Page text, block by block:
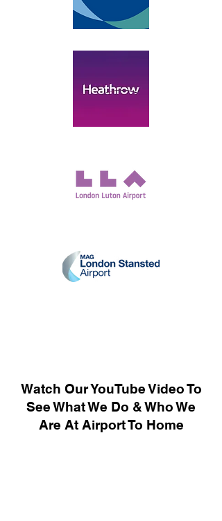
Watch Our YouTube Video To
See What We Do & Who We
Are At Airport To Home